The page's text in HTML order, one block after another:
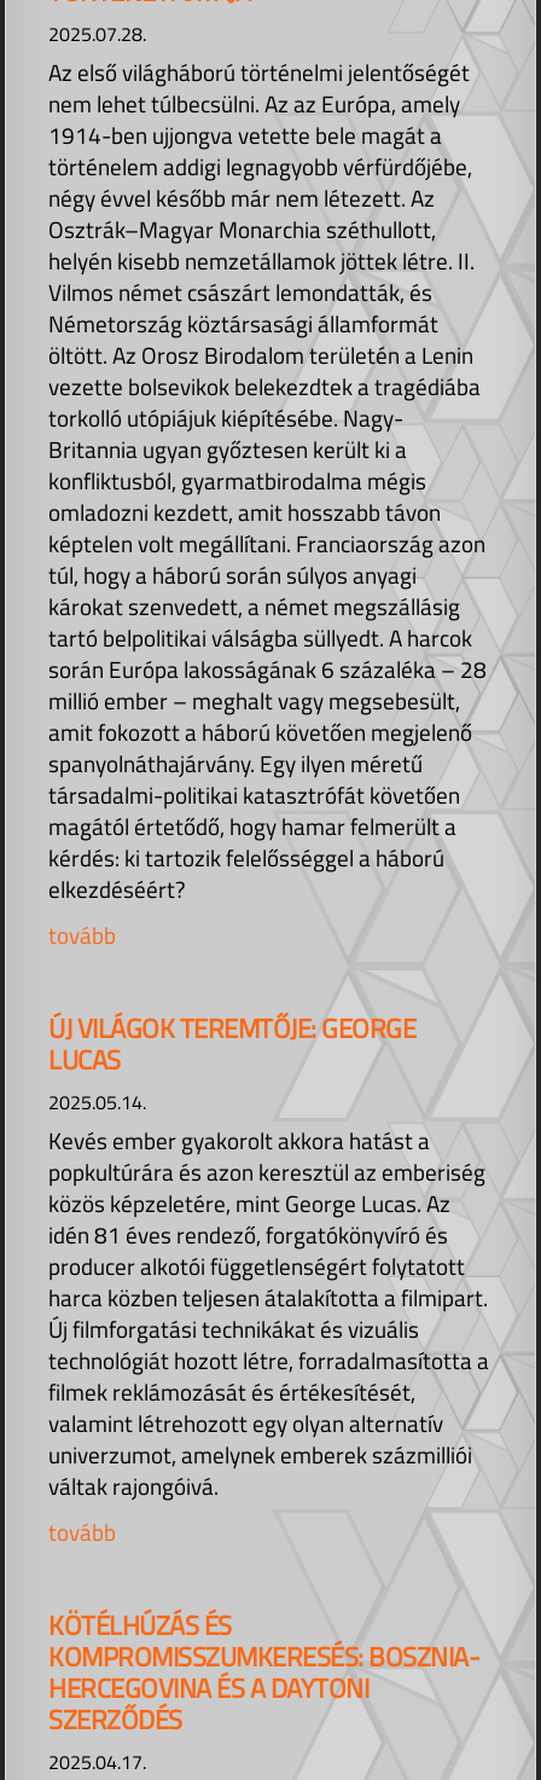
2025.07.28.
Az első világháború történelmi jelentőségét
nem lehet túlbecsülni. Az az Európa, amely
1914-ben ujjongva vetette bele magát a
történelem addigi legnagyobb vérfürdőjébe,
négy évvel később már nem létezett. Az
Osztrák–Magyar Monarchia széthullott,
helyén kisebb nemzetállamok jöttek létre. II.
Vilmos német császárt lemondatták, és
Németország köztársasági államformát
öltött. Az Orosz Birodalom területén a Lenin
vezette bolsevikok belekezdtek a tragédiába
torkolló utópiájuk kiépítésébe. Nagy-
Britannia ugyan győztesen került ki a
konfliktusból, gyarmatbirodalma mégis
omladozni kezdett, amit hosszabb távon
képtelen volt megállítani. Franciaország azon
túl, hogy a háború során súlyos anyagi
károkat szenvedett, a német megszállásig
tartó belpolitikai válságba süllyedt. A harcok
során Európa lakosságának 6 százaléka – 28
millió ember – meghalt vagy megsebesült,
amit fokozott a háború követően megjelenő
spanyolnáthajárvány. Egy ilyen méretű
társadalmi-politikai katasztrófát követően
magától értetődő, hogy hamar felmerült a
kérdés: ki tartozik felelősséggel a háború
elkezdéséért?
tovább
ÚJ VILÁGOK TEREMTŐJE: GEORGE
LUCAS
2025.05.14.
Kevés ember gyakorolt akkora hatást a
popkultúrára és azon keresztül az emberiség
közös képzeletére, mint George Lucas. Az
idén 81 éves rendező, forgatókönyvíró és
producer alkotói függetlenségért folytatott
harca közben teljesen átalakította a filmipart.
Új filmforgatási technikákat és vizuális
technológiát hozott létre, forradalmasította a
filmek reklámozását és értékesítését,
valamint létrehozott egy olyan alternatív
univerzumot, amelynek emberek százmilliói
váltak rajongóivá.
tovább
KÖTÉLHÚZÁS ÉS
KOMPROMISSZUMKERESÉS: BOSZNIA-
HERCEGOVINA ÉS A DAYTONI
SZERZŐDÉS
2025.04.17.